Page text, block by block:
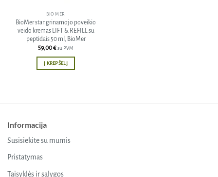
BIO MER
BioMer stangrinamojo poveikio
veido kremas LIFT & REFILL su
peptidais 50 ml, BioMer
59,00€su PVM
Į KREPŠELĮ
Informacija
Susisiekite su mumis
Pristatymas
Taisyklės ir sąlygos